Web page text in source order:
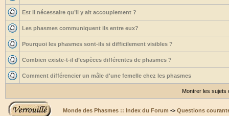
Est il nécessaire qu’il y ait accouplement ?
Les phasmes communiquent ils entre eux?
Pourquoi les phasmes sont-ils si difficilement visibles ?
Combien existe-t-il d’espèces différentes de phasmes ?
Comment différencier un mâle d'une femelle chez les phasmes
Montrer les sujets
Monde des Phasmes :: Index du Forum -> Questions